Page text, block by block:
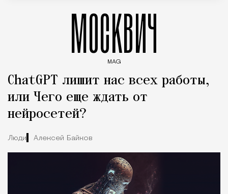
МОСКВИЧ
MAG
ChatGPT лишит нас всех работы,
или Чего еще ждать от
нейросетей?
Люди Алексей Байков